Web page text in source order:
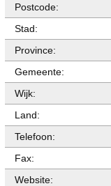
Postcode:
Stad:
Province:
Gemeente:
Wijk:
Land:
Telefoon:
Fax:
Website: